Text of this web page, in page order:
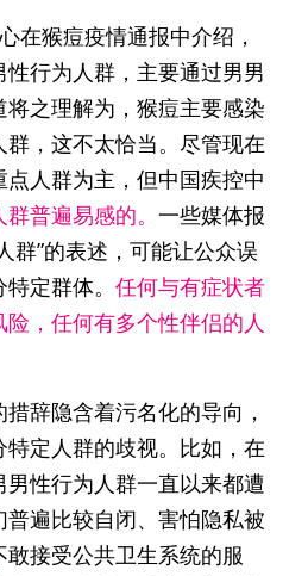
在猴痘疫情通报中介绍，
行为人群，主要通过男男
之理解为，猴痘主要感染
群，这不太恰当。尽管现在
人群为主，但中国疾控中
普遍易感的。 一些媒体报
群”的表述，可能让公众误
定群体。 任何与有症状者
，任何有多个性伴侣的人
辞隐含着污名化的导向，
定人群的歧视。比如，在
性行为人群一直以来都遭
遍比较自闭、害怕隐私被
接受公共卫生系统的服